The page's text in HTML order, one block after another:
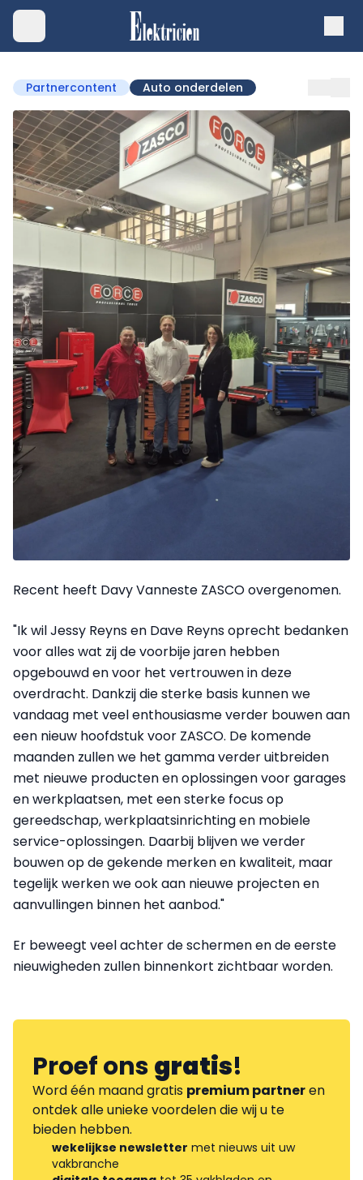
Partnercontent Auto onderdelen
Recent heeft Davy Vanneste ZASCO overgenomen.
"Ik wil Jessy Reyns en Dave Reyns oprecht bedanken
voor alles wat zij de voorbije jaren hebben
opgebouwd en voor het vertrouwen in deze
overdracht. Dankzij die sterke basis kunnen we
vandaag met veel enthousiasme verder bouwen aan
een nieuw hoofdstuk voor ZASCO. De komende
maanden zullen we het gamma verder uitbreiden
met nieuwe producten en oplossingen voor garages
en werkplaatsen, met een sterke focus op
gereedschap, werkplaatsinrichting en mobiele
service-oplossingen. Daarbij blijven we verder
bouwen op de gekende merken en kwaliteit, maar
tegelijk werken we ook aan nieuwe projecten en
aanvullingen binnen het aanbod."
Er beweegt veel achter de schermen en de eerste
nieuwigheden zullen binnenkort zichtbaar worden.
Proef onsgratis!
Word één maand gratis premium partneren
ontdek alle unieke voordelen die wij u te
bieden hebben.
wekelijkse newsletter met nieuws uit uw
vakbranche